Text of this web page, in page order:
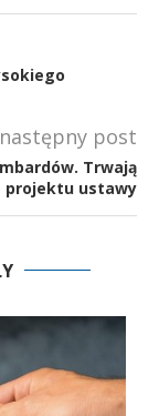
następny post
Trwają
projektu ustawy